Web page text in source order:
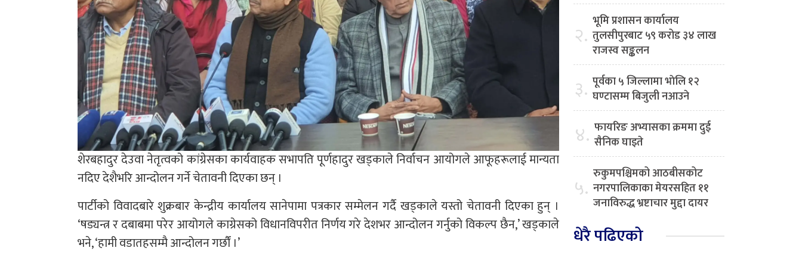
शेरबहादुर देउवा नेतृत्वको कांग्रेसका कार्यवाहक सभापति पूर्णहादुर खड्काले निर्वाचन आयोगले आफूहरूलाई मान्यता
नदिए देशैभरि आन्दोलन गर्ने चेतावनी दिएका छन् ।
पार्टीको विवादबारे शुक्रबार केन्द्रीय कार्यालय सानेपामा पत्रकार सम्मेलन गर्दै खड्काले यस्तो चेतावनी दिएका हुन् ।
‘षड्यन्त्र र दबाबमा परेर आयोगले काग्रेसको विधानविपरीत निर्णय गरे देशभर आन्दोलन गर्नुको विकल्प छैन,’ खड्काले
भने, ‘हामी वडातहसम्मै आन्दोलन गर्छौं ।’
२. भूमि प्रशासन कार्यालय
तुलसीपुरबाट ५९ करोड ३४ लाख
राजस्व सङ्कलन
३. पूर्वका ५ जिल्लामा भाेलि १२
घण्टासम्म बिजुली नआउने
४. फायरिङ अभ्यासका क्रममा दुई
सैनिक घाइते
५. रुकुमपश्चिमको आठबीसकोट
नगरपालिकाका मेयरसहित ११
जनाविरुद्ध भ्रष्टाचार मुद्दा दायर
धेरै पढिएको